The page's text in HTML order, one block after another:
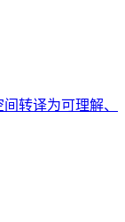
转译为可理解、